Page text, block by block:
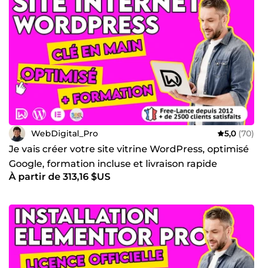
WebDigital_Pro 5,0 (70)
Je vais créer votre site vitrine WordPress, optimisé
Google, formation incluse et livraison rapide
À partir de 313,16 $US